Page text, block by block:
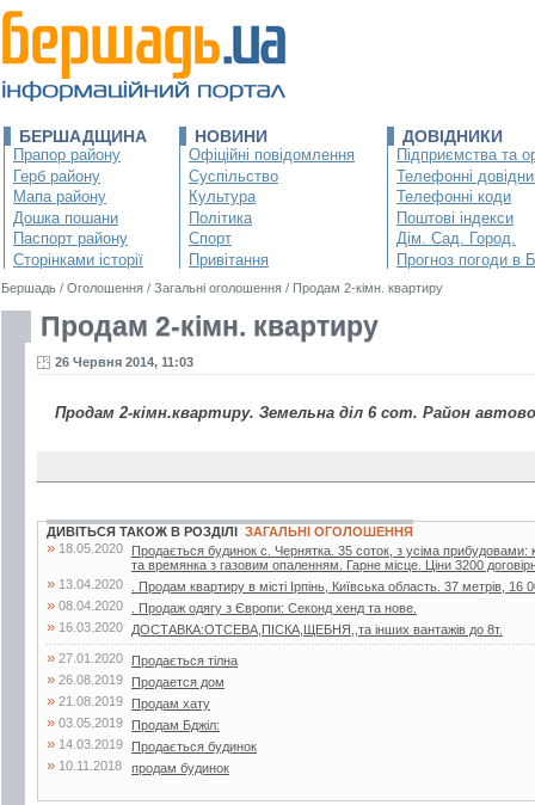
БЕРШАДЩИНА
Прапор району
Герб району
Мапа району
Дошка пошани
Паспорт району
Сторінками історії
НОВИНИ
Офіційні повідомлення
Суспільство
Культура
Політика
Спорт
Привітання
ДОВІДНИКИ
Підприємства та
Телефонні
Телефонні коди
Поштові індекси
Дім. Сад. Город.
Прогноз погоди в
Бершадь / Оголошення / Загальні оголошення / Продам 2-кiмн. квартиру
Продам 2-кiмн. квартиру
26 Червня 2014, 11:03
Продам 2-кiмн.квартиру. Земельна дiл 6 сот. Район
ДИВІТЬСЯ ТАКОЖ В РОЗДІЛІ ЗАГАЛЬНІ ОГОЛОШЕННЯ
» 18.05.2020
Продається будинок с. Чернятка. 35 соток, з усіма прибудовами:
та времянка з газовим опаленням. Гарне місце. Ціни 3200
» 13.04.2020 . Продам квартиру в місті Ірпінь, Київська область. 37 метрів, 16
» 08.04.2020 . Продаж одягу з Європи: Секонд хенд та нове.
» 16.03.2020 ДОСТАВКА:ОТСЕВА,ПІСКА,ЩЕБНЯ,,та інших вантажів до 8т.
» 27.01.2020 Продається тілна
» 26.08.2019 Продается дом
» 21.08.2019 Продам хату
» 03.05.2019 Продам Бджiл:
» 14.03.2019 Продається будинок
» 10.11.2018 продам будинок